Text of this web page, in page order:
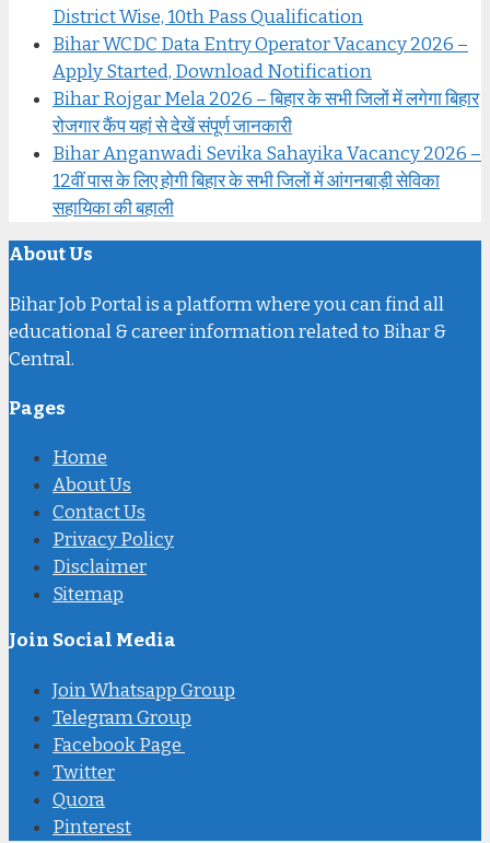
District Wise, 10th Pass Qualification
Bihar WCDC Data Entry Operator Vacancy 2026 –
Apply Started, Download Notification
Bihar Rojgar Mela 2026 – बिहार के सभी जिलों में लगेगा बिहार
रोजगार कैंप यहां से देखें संपूर्ण जानकारी
Bihar Anganwadi Sevika Sahayika Vacancy 2026 –
12वीं पास के लिए होगी बिहार के सभी जिलों में आंगनबाड़ी सेविका
सहायिका की बहाली
About Us
Bihar Job Portal is a platform where you can find all
educational & career information related to Bihar &
Central.
Pages
Home
About Us
Contact Us
Privacy Policy
Disclaimer
Sitemap
Join Social Media
Join Whatsapp Group
Telegram Group
Facebook Page
Twitter
Quora
Pinterest